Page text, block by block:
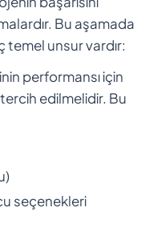
Bu aşamada
unsur vardır:
performansı için
tercih edilmelidir. Bu
seçenekleri